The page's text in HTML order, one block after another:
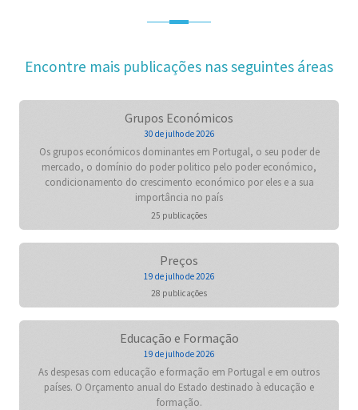
Encontre mais publicações nas seguintes áreas
Grupos Económicos
30 de julho de 2026
Os grupos económicos dominantes em Portugal, o seu poder de
mercado, o domínio do poder politico pelo poder económico,
condicionamento do crescimento económico por eles e a sua
importância no país
25 publicações
Preços
19 de julho de 2026
28 publicações
Educação e Formação
19 de julho de 2026
As despesas com educação e formação em Portugal e em outros
países. O Orçamento anual do Estado destinado à educação e
formação.